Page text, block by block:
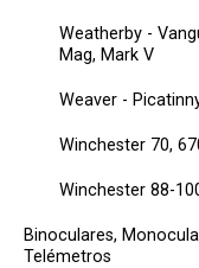
Weatherby -
Mag, Mark V
Weaver -
Winchester 70,
Winchester 88-
Binoculares,
Telémetros